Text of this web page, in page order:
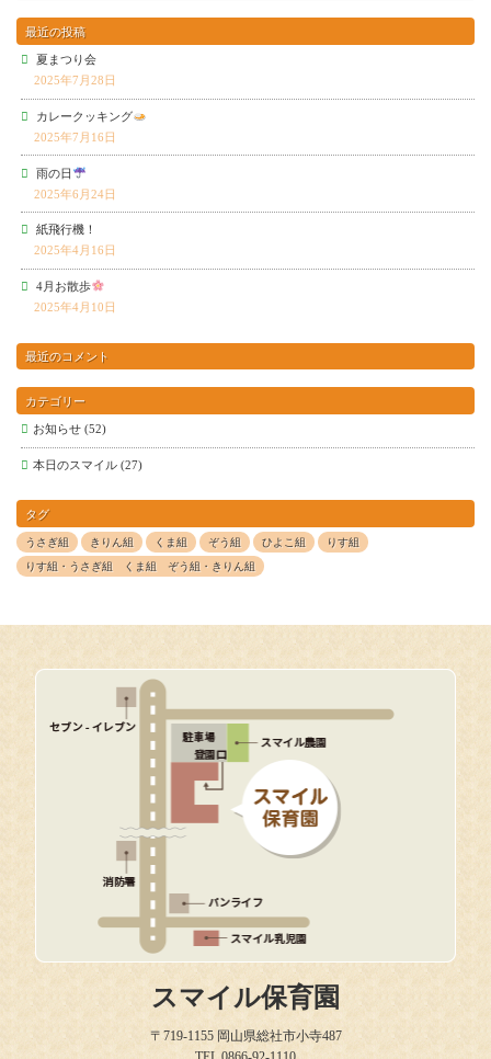
最近の投稿
夏まつり会
2025年7月28日
カレークッキング
2025年7月16日
雨の日
2025年6月24日
紙飛行機！
2025年4月16日
4月お散歩
2025年4月10日
最近のコメント
カテゴリー
お知らせ (52)
本日のスマイル (27)
タグ
うさぎ組 きりん組 くま組 ぞう組 ひよこ組 りす組
りす組・うさぎ組 くま組 ぞう組・きりん組
スマイル保育園
〒719-1155 岡山県総社市小寺487